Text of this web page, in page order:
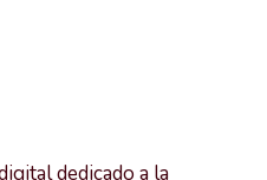
dedicado a la